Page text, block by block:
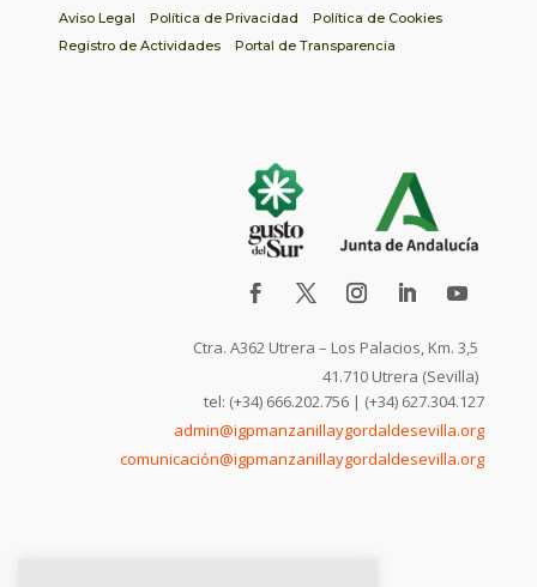
Aviso Legal Política de Privacidad
Política de Cookies
Registro de Actividades
Portal de Transparencia
Ctra. A362 Utrera – Los Palacios, Km. 3,5
41.710 Utrera (Sevilla)
tel: (+34) 666.202.756 | (+34) 627.304.127
admin@igpmanzanillaygordaldesevilla.org
comunicación@igpmanzanillaygordaldesevilla.org